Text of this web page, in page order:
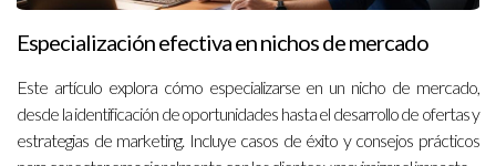
Especialización efectiva en nichos de mercado
Este artículo explora cómo especializarse en un nicho de mercado,
desde la identificación de oportunidades hasta el desarrollo de ofertas y
estrategias de marketing. Incluye casos de éxito y consejos prácticos